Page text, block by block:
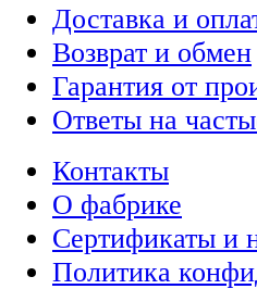
Доставка и
Возврат и обмен
Гарантия от
Ответы на
Контакты
О фабрике
Сертификаты и
Политика